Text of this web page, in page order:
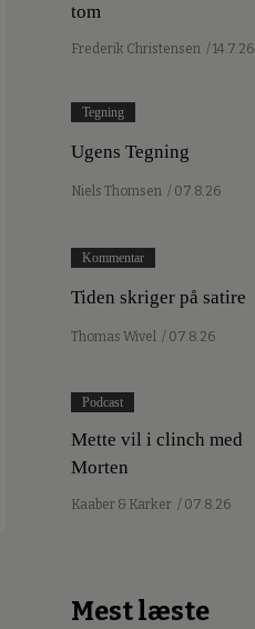
tom
Frederik Christensen / 14.7.26
Tegning
Ugens Tegning
Niels Thomsen / 07.8.26
Kommentar
Tiden skriger på satire
Thomas Wivel / 07.8.26
Podcast
Mette vil i clinch med
Morten
Kaaber & Karker / 07.8.26
Mest læste